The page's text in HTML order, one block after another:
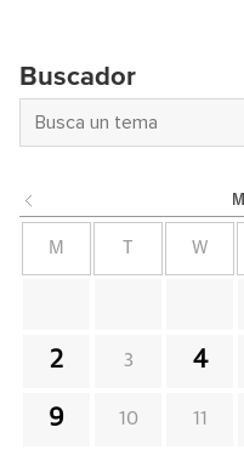
Buscador
M W
2 3 4
9 10 11